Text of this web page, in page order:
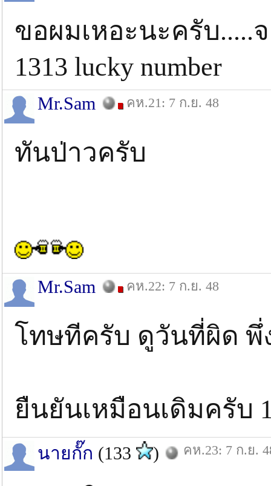
ขอผมเหอะนะครับ.....
1313 lucky number
Mr.Sam คห.21: 7 ก.ย. 48
ทันป่าวครับ
Mr.Sam คห.22: 7 ก.ย. 48
โทษทีครับ ดูวันที่ผิด พึ่
ยืนยันเหมือนเดิมครับ
นายกั๊ก (133 ) คห.23: 7 ก.ย.